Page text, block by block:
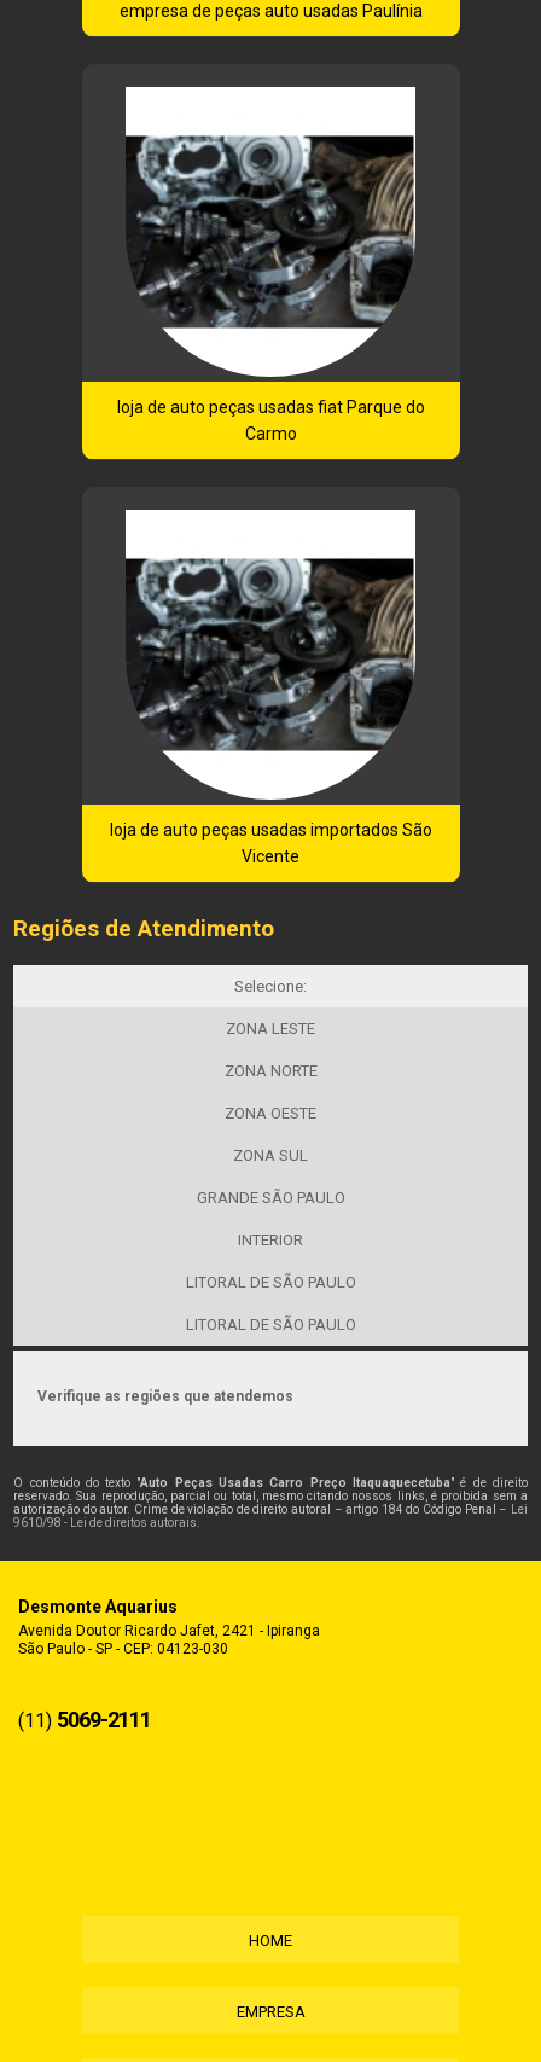
empresa de peças auto usadas Paulínia
loja de auto peças usadas fiat Parque do
Carmo
loja de auto peças usadas importados São
Vicente
Regiões de Atendimento
Selecione:
ZONA LESTE
ZONA NORTE
ZONA OESTE
ZONA SUL
GRANDE SÃO PAULO
INTERIOR
LITORAL DE SÃO PAULO
LITORAL DE SÃO PAULO
Verifique as regiões que atendemos
O conteúdo do texto "Auto Peças Usadas Carro Preço Itaquaquecetuba" é de direito
reservado. Sua reprodução, parcial ou total, mesmo citando nossos links, é proibida sem a
autorização do autor. Crime de violação de direito autoral – artigo 184 do Código Penal –
Lei
9610/98 - Lei de direitos autorais
Desmonte Aquarius
Avenida Doutor Ricardo Jafet, 2421 - Ipiranga
São Paulo - SP - CEP: 04123-030
(11) 5069-2111
HOME
EMPRESA